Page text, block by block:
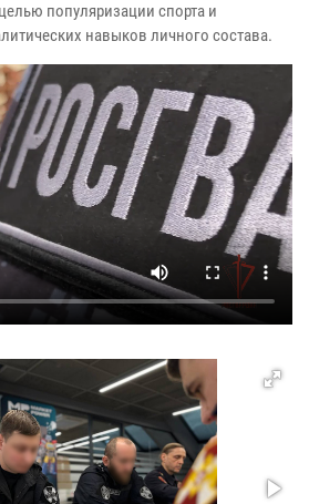
популяризации спорта и
навыков личного состава.